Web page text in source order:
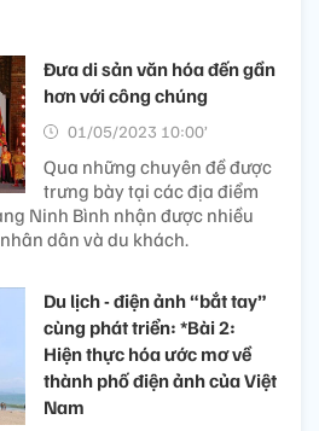
Đưa di sản văn hóa đến gần
hơn với công chúng
01/05/2023 10:00’
Qua những chuyên đề được
trưng bày tại các địa điểm
Ninh Bình nhận được nhiều
dân và du khách.
Du lịch - điện ảnh “bắt tay”
cùng phát triển: *Bài 2:
Hiện thực hóa ước mơ về
thành phố điện ảnh của Việt
Nam